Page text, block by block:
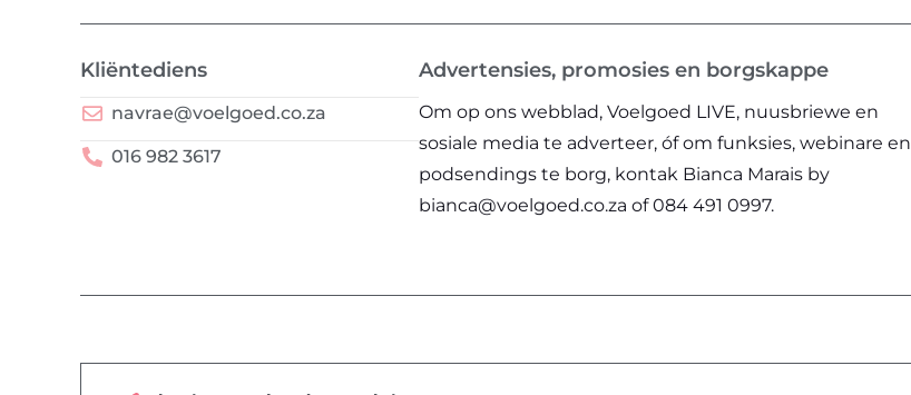
Kliëntediens
navrae@voelgoed.co.za
016 982 3617
Advertensies, promosies en borgskappe
Om op ons webblad, Voelgoed LIVE, nuusbriewe en
sosiale media te adverteer, óf om funksies, webinare en
podsendings te borg, kontak Bianca Marais by
bianca@voelgoed.co.za of084 491 0997.